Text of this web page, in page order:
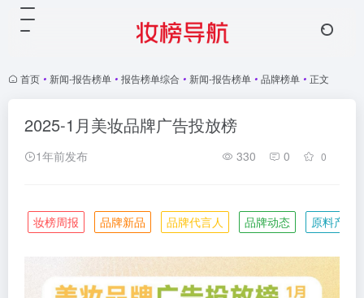
首页 • 新闻-报告榜单 • 报告榜单综合 • 新闻-报告榜单 • 品牌榜单 • 正文
2025-1月美妆品牌广告投放榜
1年前发布 330 0 0
妆榜周报 品牌新品 品牌代言人 品牌动态 原料产业